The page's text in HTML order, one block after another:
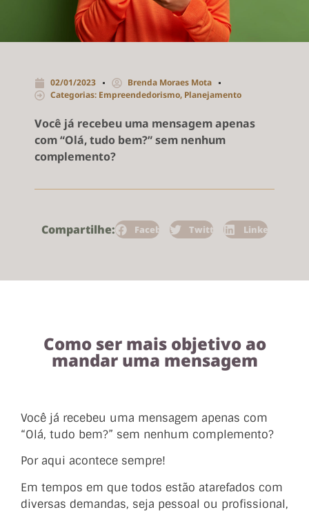
02/01/2023
Brenda Moraes Mota
Categorias: Empreendedorismo, Planejamento
Você já recebeu uma mensagem apenas
com “Olá, tudo bem?” sem nenhum
complemento?
Compartilhe: Facebook Twitter LinkedIn
Como ser mais objetivo ao
mandar uma mensagem
Você já recebeu uma mensagem apenas com
“Olá, tudo bem?” sem nenhum complemento?
Por aqui acontece sempre!
Em tempos em que todos estão atarefados com
diversas demandas, seja pessoal ou profissional,